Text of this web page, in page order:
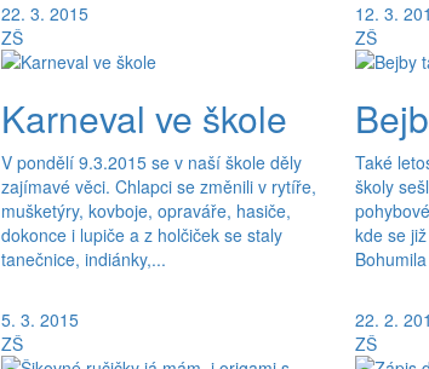
22. 3. 2015
ZŠ
Karneval ve škole
V pondělí 9.3.2015 se v naší škole děly
zajímavé věci. Chlapci se změnili v rytíře,
mušketýry, kovboje, opraváře, hasiče,
dokonce i lupiče a z holčiček se staly
tanečnice, indiánky,...
12. 3.
ZŠ
Také
školy
kde se
5. 3. 2015
ZŠ
22. 2.
ZŠ